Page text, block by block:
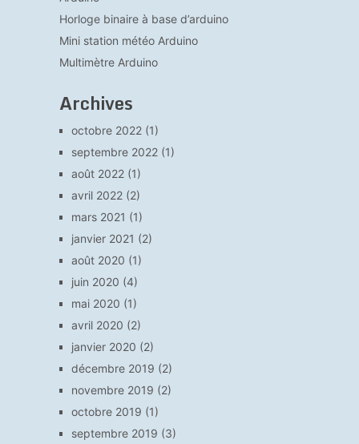
Horloge binaire à base d’arduino
Mini station météo Arduino
Multimètre Arduino
Archives
octobre 2022(1)
septembre 2022(1)
août 2022(1)
avril 2022(2)
mars 2021 (1)
janvier 2021 (2)
août 2020 (1)
juin 2020 (4)
mai 2020 (1)
avril 2020 (2)
janvier 2020 (2)
décembre 2019 (2)
novembre 2019 (2)
octobre 2019 (1)
septembre 2019 (3)